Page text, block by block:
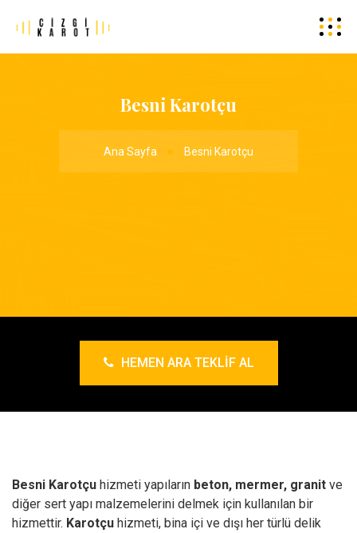
Besni Karotçu
Ana Sayfa Besni Karotçu
HEMEN ARA TEKLIF AL
Besni Karotçu hizmeti yapıların beton, mermer, granit ve
diğer sert yapı malzemelerini delmek için kullanılan bir
hizmettir. Karotçu hizmeti, bina içi ve dışı her türlü delik